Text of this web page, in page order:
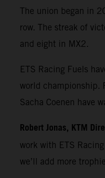
The union began in
row. The streak of
and eight in MX2.
ETS Racing Fuels
world championship.
Sacha Coenen have
Robert Jonas, KTM
work with ETS
we’ll add more